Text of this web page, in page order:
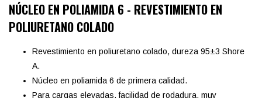
NÚCLEO EN POLIAMIDA 6 - REVESTIMIENTO EN
POLIURETANO COLADO
Revestimiento en poliuretano colado, dureza 95±3 Shore
A.
Núcleo en poliamida 6 de primera calidad.
Para cargas elevadas, facilidad de rodadura, muy